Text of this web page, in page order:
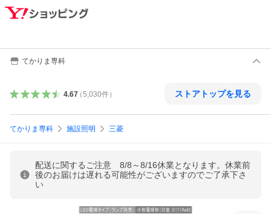
てかりま専科
4.67（5,030件） ストアトップを見る
てかりま専科 施設照明 三菱
配送に関するご注意 8/8～8/16休業となります。休業前
後のお届けは遅れる可能性がございますのでご了承下さ
い